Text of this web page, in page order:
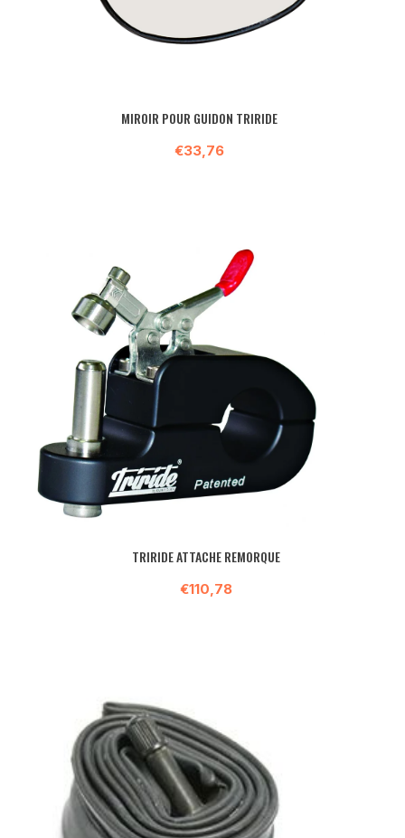
MIROIR POUR GUIDON TRIRIDE
€33,76
TRIRIDE ATTACHE REMORQUE
€110,78